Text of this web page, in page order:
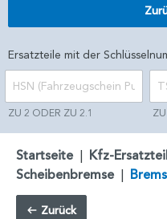
Ersatzteile mit der
ZU 2 ODER ZU 2.1
Startseite | Kfz-
Scheibenbremse |
Zurück